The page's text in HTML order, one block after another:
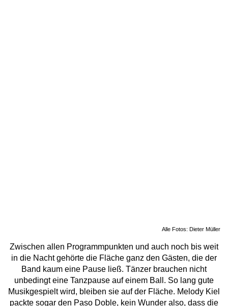
Alle Fotos: Dieter Müller
Zwischen allen Programmpunkten und auch noch bis weit
in die Nacht gehörte die Fläche ganz den Gästen, die der
Band kaum eine Pause ließ. Tänzer brauchen nicht
unbedingt eine Tanzpause auf einem Ball. So lang gute
Musikgespielt wird, bleiben sie auf der Fläche. Melody Kiel
packte sogar den Paso Doble, kein Wunder also, dass die